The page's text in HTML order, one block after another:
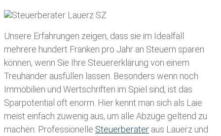
Unsere Erfahrungen zeigen, dass sie im Idealfall
mehrere hundert Franken pro Jahr an Steuern sparen
können, wenn Sie Ihre Steuererklärung von einem
Treuhänder ausfüllen lassen . Besonders wenn noch
Immobilien und Wertschriften im Spiel sind, ist das
Sparpotential oft enorm. Hier kennt man sich als Laie
meist einfach zuwenig aus, um alle Abzüge geltend zu
machen. Professionelle Steuerberater aus Lauerz und